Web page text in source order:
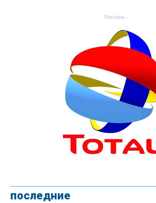
- Реклама -
последние